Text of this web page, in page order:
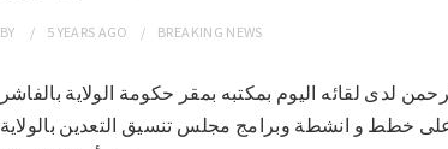
BY 5 YEARS AGO BREAKING NEWS
لدى لقائه اليوم بمكتبه بمقر حكومة الولاية بالفاشر
خطط و انشطة وبرامج مجلس تنسيق التعدين بالولاية